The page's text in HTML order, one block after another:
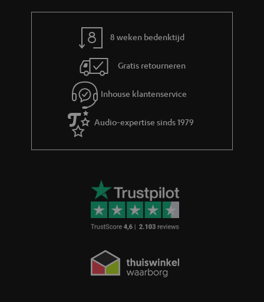
8 weken bedenktijd
Gratis retourneren
Inhouse klantenservice
Audio-expertise sinds 1979